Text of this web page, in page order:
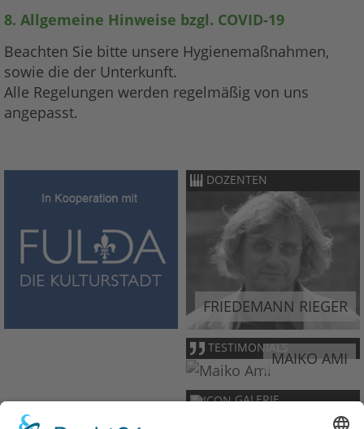
8. Allgemeine Hinweise bzgl. COVID-19
Beachten Sie bitte unsere Hygienemaßnahmen,
sowie die der Unterkunft.
Alle Regelungen werden regelmäßig von uns
angepasst.
DOZENTEN
FRIEDEMANN RIEGER
TESTIMONIALS
MAIKO AMI
GALERIE